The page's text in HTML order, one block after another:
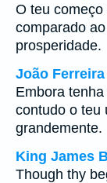
O teu
comparado
prosperidade.
João
Embora
contudo o teu
grandemente.
King James
Though thy